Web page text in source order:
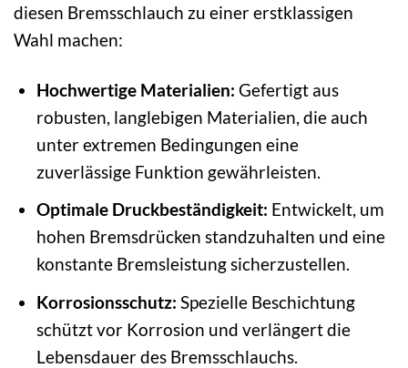
diesen Bremsschlauch zu einer erstklassigen
Wahl machen:
Hochwertige Materialien: Gefertigt aus
robusten, langlebigen Materialien, die auch
unter extremen Bedingungen eine
zuverlässige Funktion gewährleisten.
Optimale Druckbeständigkeit: Entwickelt, um
hohen Bremsdrücken standzuhalten und eine
konstante Bremsleistung sicherzustellen.
Korrosionsschutz: Spezielle Beschichtung
schützt vor Korrosion und verlängert die
Lebensdauer des Bremsschlauchs.